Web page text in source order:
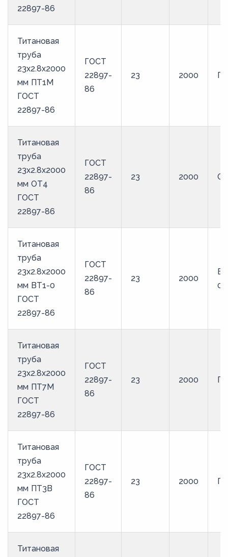
22897-86
Титановая
труба
23х2.8х2000
мм ПТ1М
ГОСТ
22897-86
ГОСТ
22897-
86
23 2000
Титановая
труба
23х2.8х2000
мм ОТ4
ГОСТ
22897-86
ГОСТ
22897-
86
23 2000
Титановая
труба
23х2.8х2000
мм ВТ1-0
ГОСТ
22897-86
ГОСТ
22897-
86
23 2000
0
Титановая
труба
23х2.8х2000
мм ПТ7М
ГОСТ
22897-86
ГОСТ
22897-
86
23 2000
Титановая
труба
23х2.8х2000
мм ПТ3В
ГОСТ
22897-86
ГОСТ
22897-
86
23 2000
Титановая